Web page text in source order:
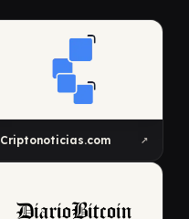
Criptonoticias.com ↗